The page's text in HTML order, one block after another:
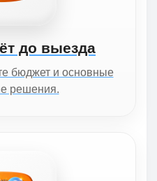
до выезда
бюджет и основные
решения.